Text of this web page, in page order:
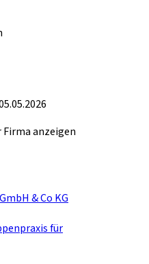
anzeigen
& Co KG
für